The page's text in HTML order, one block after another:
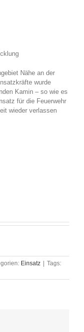
Nähe an der
wurde
Kamin – so wie es
für die Feuerwehr
wieder verlassen
Einsatz | Tags: